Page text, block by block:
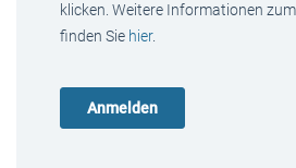
klicken. Weitere Informationen
finden Sie hier.